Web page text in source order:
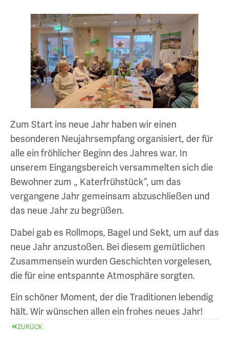
Zum Start ins neue Jahr haben wir einen
besonderen Neujahrsempfang organisiert, der für
alle ein fröhlicher Beginn des Jahres war. In
unserem Eingangsbereich versammelten sich die
Bewohner zum ‚, Katerfrühstück‘‘, um das
vergangene Jahr gemeinsam abzuschließen und
das neue Jahr zu begrüßen.
Dabei gab es Rollmops, Bagel und Sekt, um auf das
neue Jahr anzustoßen. Bei diesem gemütlichen
Zusammensein wurden Geschichten vorgelesen,
die für eine entspannte Atmosphäre sorgten.
Ein schöner Moment, der die Traditionen lebendig
hält. Wir wünschen allen ein frohes neues Jahr!
ZURÜCK